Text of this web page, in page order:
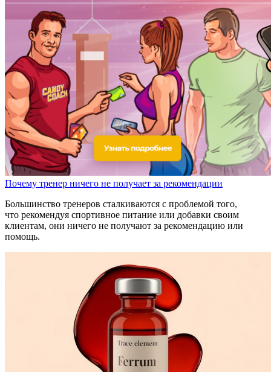
Почему тренер ничего не получает за рекомендации
Большинство тренеров сталкиваются с проблемой того,
что рекомендуя спортивное питание или добавки своим
клиентам, они ничего не получают за рекомендацию или
помощь.